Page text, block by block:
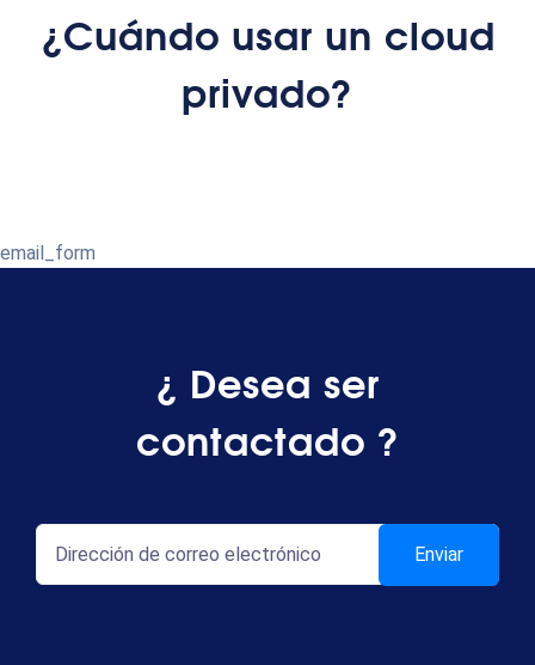
¿Cuándo usar un cloud
privado?
email_form
¿ Desea ser
contactado ?